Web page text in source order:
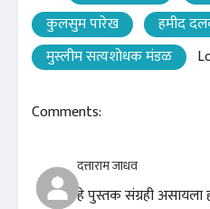
कुलसुम पारेख
हमीद
मुस्लीम सत्यशोधक मंडळ
Comments:
दत्ताराम जाधव
हे पुस्तक संग्रही